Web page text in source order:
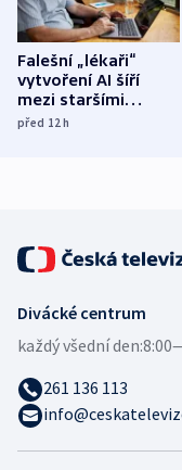
Falešní „lékaři“
vytvoření AI šíří
mezi staršími
Poláky nebezpečné
před 12h
Divácké centrum
každý všední den:
261 136 113